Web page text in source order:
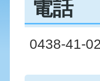
電話
0438-41-